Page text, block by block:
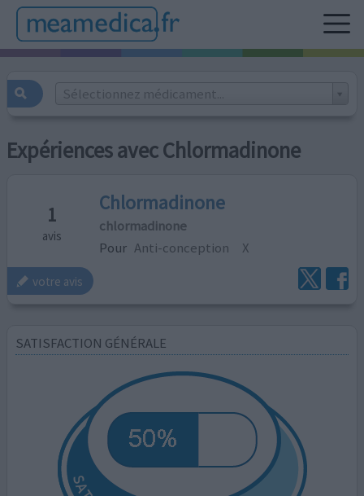
Sélectionnez médicament...
Expériences avec Chlormadinone
1
avis
Chlormadinone
chlormadinone
Pour Anti-conception X
votre avis
SATISFACTION GÉNÉRALE